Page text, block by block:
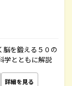
脳を鍛える５０の
学とともに解説
詳細を見る